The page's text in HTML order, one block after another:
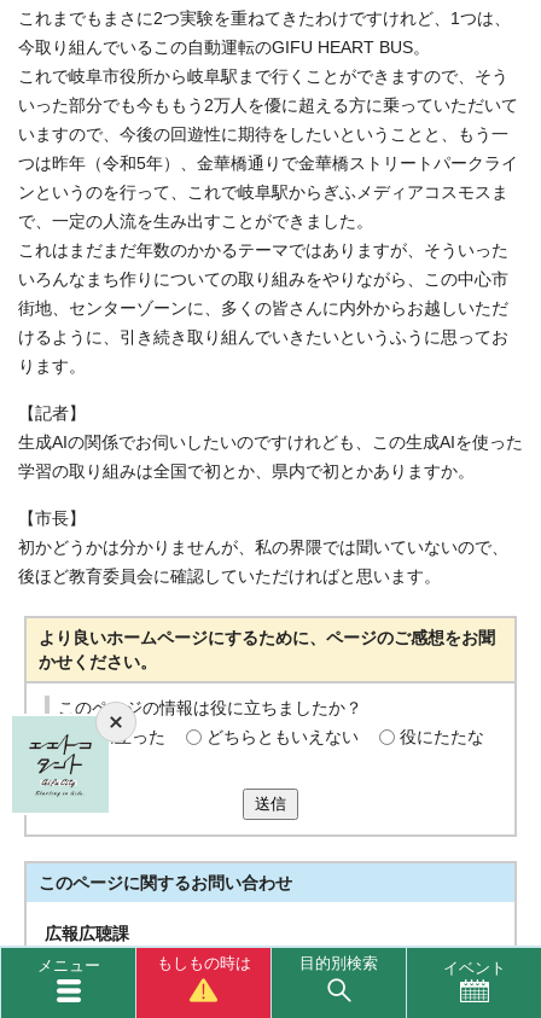
これまでもまさに2つ実験を重ねてきたわけですけれど、1つは、
今取り組んでいるこの自動運転のGIFU HEART BUS。
これで岐阜市役所から岐阜駅まで行くことができますので、そう
いった部分でも今ももう2万人を優に超える方に乗っていただいて
いますので、今後の回遊性に期待をしたいということと、もう一
つは昨年（令和5年）、金華橋通りで金華橋ストリートパークライ
ンというのを行って、これで岐阜駅からぎふメディアコスモスま
で、一定の人流を生み出すことができました。
これはまだまだ年数のかかるテーマではありますが、そういった
いろんなまち作りについての取り組みをやりながら、この中心市
街地、センターゾーンに、多くの皆さんに内外からお越しいただ
けるように、引き続き取り組んでいきたいというふうに思ってお
ります。
【記者】
生成AIの関係でお伺いしたいのですけれども、この生成AIを使った
学習の取り組みは全国で初とか、県内で初とかありますか。
【市長】
初かどうかは分かりませんが、私の界隈では聞いていないので、
後ほど教育委員会に確認していただければと思います。
より良いホームページにするために、ページのご感想をお聞
かせください。
このページの情報は役に立ちましたか？
役に立った
どちらともいえない
役にたたな
かった
送信
このページに関するお問い合わせ
広報広聴課
〒500-8701 岐阜市司町40番地1 市庁舎5階
メニュー もしもの時は 目的別検索 イベント